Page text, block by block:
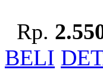
Rp.
BELI